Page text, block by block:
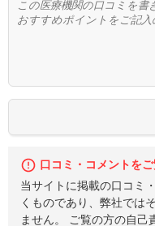
口コミ・コメントを
当サイトに掲載の口コミ
くものであり、弊社では
ません。 ご覧の方の自己